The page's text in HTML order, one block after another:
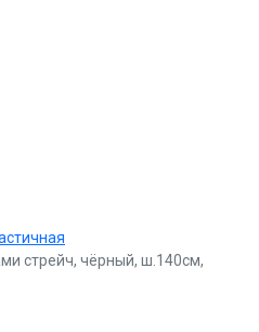
стрейч, чёрный, ш.140см,